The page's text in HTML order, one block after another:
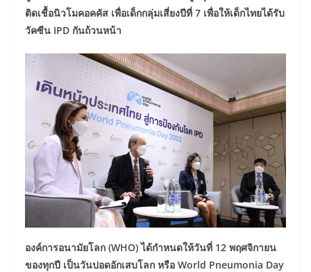
ติดเชื้อนิวโมคอคคัส เพื่อเด็กกลุ่มเสี่ยงปีที่ 7 เพื่อให้เด็กไทยได้รับ
วัคซีน IPD กันถ้วนหน้า
องค์การอนามัยโลก (WHO) ได้กำหนดให้วันที่ 12 พฤศจิกายน
ของทุกปี เป็นวันปอดอักเสบโลก หรือ World Pneumonia Day